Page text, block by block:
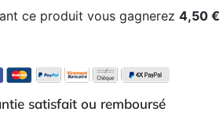
ce produit vous gagnerez 4,50 €
satisfait ou remboursé